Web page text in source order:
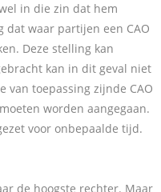
in die zin dat hem
dat waar partijen een CAO
Deze stelling kan
kan in dit geval niet
van toepassing zijnde CAO
worden aangegaan.
voor onbepaalde tijd.
de hoogste rechter. Maar